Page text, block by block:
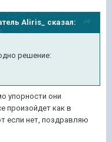
Aliris_ сказал:
решение:
упорности они
произойдет как в
если нет, поздравляю